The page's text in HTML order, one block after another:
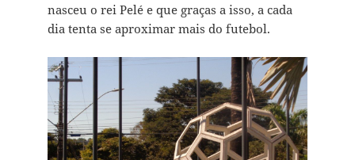
nasceu o rei Pelé e que graças a isso, a cada
dia tenta se aproximar mais do futebol.